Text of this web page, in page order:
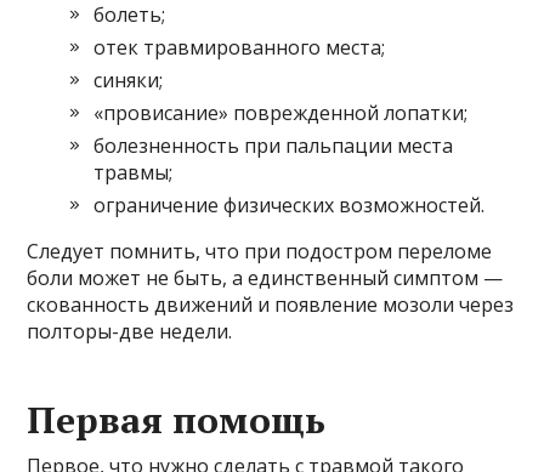
болеть;
отек травмированного места;
синяки;
«провисание» поврежденной лопатки;
болезненность при пальпации места
травмы;
ограничение физических возможностей.
Следует помнить, что при подостром переломе
боли может не быть, а единственный симптом —
скованность движений и появление мозоли через
полторы-две недели.
Первая помощь
Первое, что нужно сделать с травмой такого